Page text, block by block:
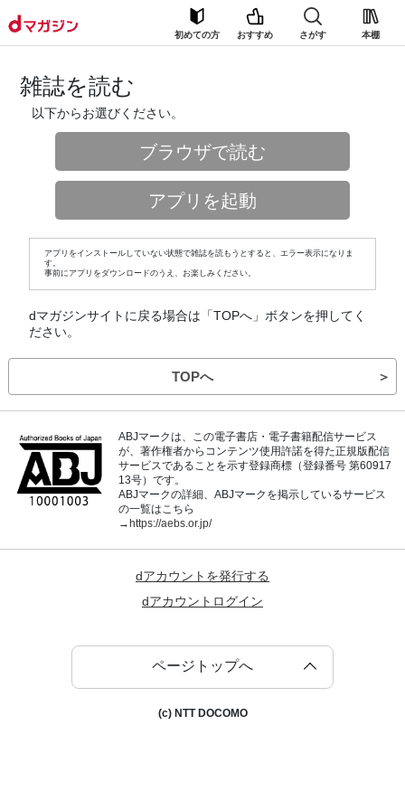
初めての方 おすすめ さがす 本棚
雑誌を読む
以下からお選びください。
ブラウザで読む
アプリを起動
アプリをインストールしていない状態で雑誌を読もうとすると、エラー表示になりま
す。
事前にアプリをダウンロードのうえ、お楽しみください。
dマガジンサイトに戻る場合は「TOPへ」ボタンを押してく
ださい。
TOPへ ＞
ABJマークは、この電子書店・電子書籍配信サービス
が、著作権者からコンテンツ使用許諾を得た正規版配信
サービスであることを示す登録商標（登録番号 第60917
13号）です。
ABJマークの詳細、ABJマークを掲示しているサービス
の一覧はこちら
→https://aebs.or.jp/
dアカウントを発行する
dアカウントログイン
ページトップへ
(c) NTT DOCOMO